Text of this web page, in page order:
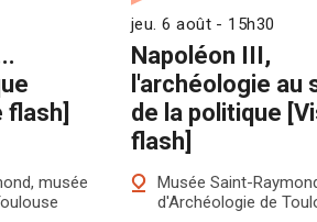
flash]
musée
Napoléon III,
l'archéologie au
de la politique
flash]
jeu. 6 août - 15h30
Musée Saint-
d'Archéologie de